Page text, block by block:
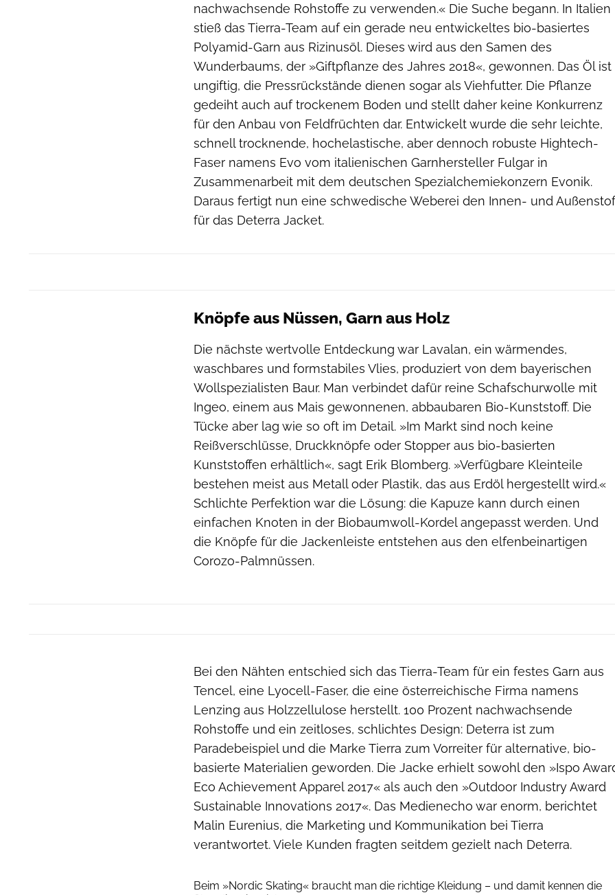
nachwachsende Rohstoffe zu verwenden.« Die Suche begann. In Italien
stieß das Tierra-Team auf ein gerade neu entwickeltes bio-basiertes
Polyamid-Garn aus Rizinusöl. Dieses wird aus den Samen des
Wunderbaums, der »Giftpflanze des Jahres 2018«, gewonnen. Das Öl ist
ungiftig, die Pressrückstände dienen sogar als Viehfutter. Die Pflanze
gedeiht auch auf trockenem Boden und stellt daher keine Konkurrenz
für den Anbau von Feldfrüchten dar. Entwickelt wurde die sehr leichte,
schnell trocknende, hochelastische, aber dennoch robuste Hightech-
Faser namens Evo vom italienischen Garnhersteller Fulgar in
Zusammenarbeit mit dem deutschen Spezialchemiekonzern Evonik.
Daraus fertigt nun eine schwedische Weberei den Innen- und
für das Deterra Jacket.
Knöpfe aus Nüssen, Garn aus Holz
Die nächste wertvolle Entdeckung war Lavalan, ein wärmendes,
waschbares und formstabiles Vlies, produziert von dem bayerischen
Wollspezialisten Baur. Man verbindet dafür reine Schafschurwolle mit
Ingeo, einem aus Mais gewonnenen, abbaubaren Bio-Kunststoff. Die
Tücke aber lag wie so oft im Detail. »Im Markt sind noch keine
Reißverschlüsse, Druckknöpfe oder Stopper aus bio-basierten
Kunststoffen erhältlich«, sagt Erik Blomberg. »Verfügbare Kleinteile
bestehen meist aus Metall oder Plastik, das aus Erdöl hergestellt wird.«
Schlichte Perfektion war die Lösung: die Kapuze kann durch einen
einfachen Knoten in der Biobaumwoll-Kordel angepasst werden. Und
die Knöpfe für die Jackenleiste entstehen aus den elfenbeinartigen
Corozo-Palmnüssen.
Bei den Nähten entschied sich das Tierra-Team für ein festes Garn aus
Tencel, eine Lyocell-Faser, die eine österreichische Firma namens
Lenzing aus Holzzellulose herstellt. 100 Prozent nachwachsende
Rohstoffe und ein zeitloses, schlichtes Design: Deterra ist zum
Paradebeispiel und die Marke Tierra zum Vorreiter für alternative, bio-
basierte Materialien geworden. Die Jacke erhielt sowohl den »Ispo
Eco Achievement Apparel 2017« als auch den »Outdoor Industry Award
Sustainable Innovations 2017«. Das Medienecho war enorm, berichtet
Malin Eurenius, die Marketing und Kommunikation bei Tierra
verantwortet. Viele Kunden fragten seitdem gezielt nach Deterra.
Beim »Nordic Skating« braucht man die richtige Kleidung – und damit kennen die